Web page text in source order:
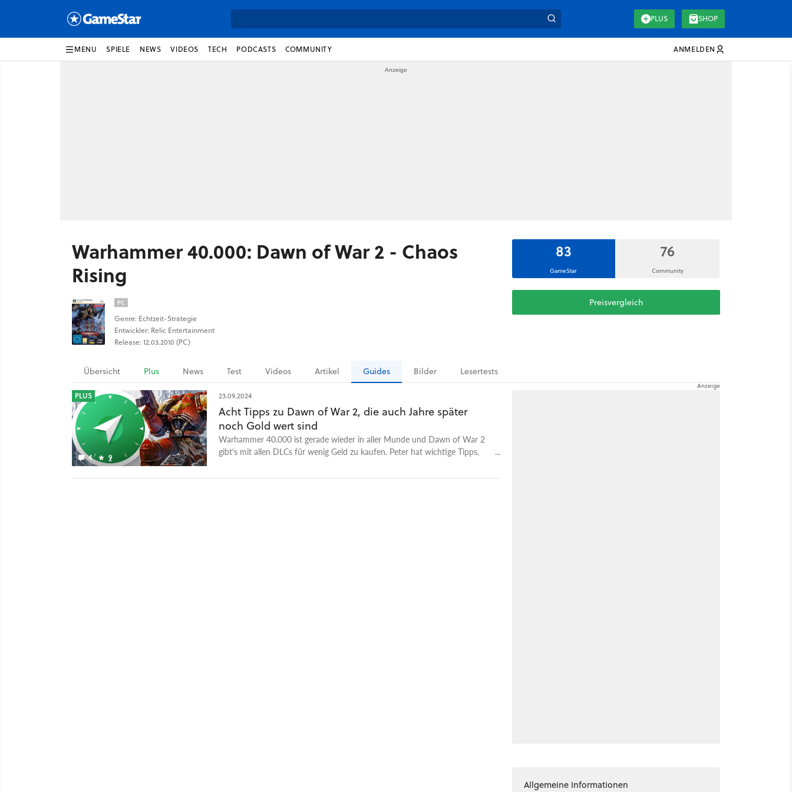
PLUS SHOP
MENU SPIELE NEWS VIDEOS TECH PODCASTS COMMUNITY ANMELDEN
Warhammer 40.000: Dawn of War 2 - Chaos
Rising
PC
Genre: Echtzeit-Strategie
Entwickler: Relic Entertainment
Release: 12.03.2010 (PC)
83
GameStar
76
Community
Preisvergleich
Übersicht Plus News Test Videos Artikel Guides Bilder Lesertests
4 9
PLUS 23.09.2024
Acht Tipps zu Dawn of War 2, die auch Jahre später
noch Gold wert sind
Warhammer 40.000 ist gerade wieder in aller Munde und Dawn of War 2
gibt's mit allen DLCs für wenig Geld zu kaufen. Peter hat wichtige Tipps,
Allgemeine Informationen